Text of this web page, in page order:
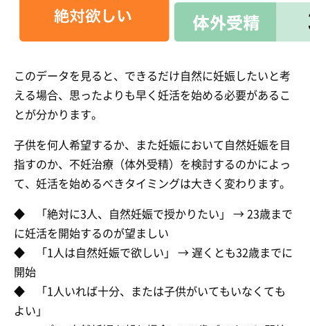
このデータを見ると、できるだけ自然に妊娠したいと考
える場合、思ったよりも早く妊活を始める必要があるこ
とが分かります。
子供を何人希望するか、また妊娠において自然妊娠を目
指すのか、不妊治療（体外受精）を検討するのかによっ
て、妊活を始めるべきタイミングは大きく変わります。
◆ 「絶対に3人、自然妊娠で授かりたい」 → 23歳まで
に妊活を開始するのが望ましい
◆ 「1人は自然妊娠で欲しい」 → 遅くとも32歳までに
開始
◆ 「1人いれば十分、または子供がいてもいなくても
よい」